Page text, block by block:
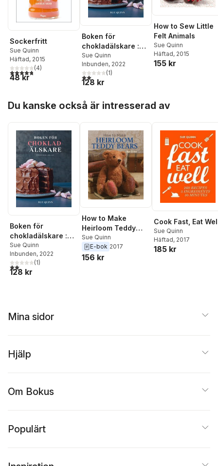
Sockerfritt
Sue Quinn
Häftad, 2015
4,8utav 5 stjärnor. Totalt antal röster:
(4)
48 kr
Boken för
chokladälskare :
oumbärliga recept
Sue Quinn
Inbunden, 2022
2,0utav 5 stjärnor. Totalt antal röster:
(1)
128 kr
How to Sew Little
Felt Animals
Sue Quinn
Häftad, 2015
155 kr
Du kanske också är intresserad av
Boken för
chokladälskare :
oumbärliga recept
Sue Quinn
Inbunden, 2022
2,0utav 5 stjärnor. Totalt antal röster:
(1)
128 kr
How to Make
Heirloom Teddy
Bears
Sue Quinn
E-bok 2017
156 kr
Cook Fast, Eat
Sue Quinn
Häftad, 2017
185 kr
Mina sidor
Hjälp
Om Bokus
Populärt